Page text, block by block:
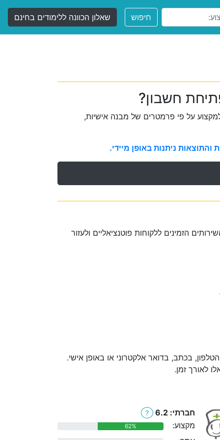
חיפוש שאלון הכוונה ללימודים בחינם
חשבון?
על פי פרמטרים של מבנה אישיות,
ניתנות באופן מיידי.
הזמינים ללקוחות פוטנציאליים ולעזור
בכתב, בדואר אלקטרוני או באופן אישי.
לאורך זמן.
חברתי: 6.2 ?
מקצוע: 62%